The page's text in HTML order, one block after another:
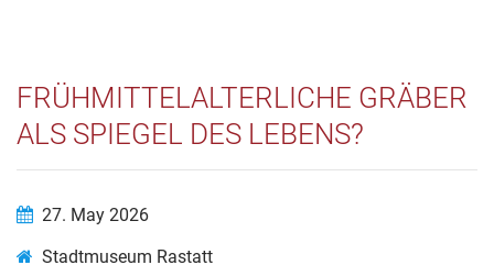
FRÜHMITTELALTERLICHE GRÄBER
ALS SPIEGEL DES LEBENS?
27. May 2026
Stadtmuseum Rastatt